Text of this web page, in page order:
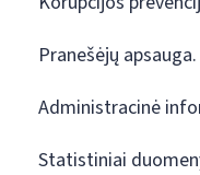
Pranešėjų
Administracinė
Statistiniai